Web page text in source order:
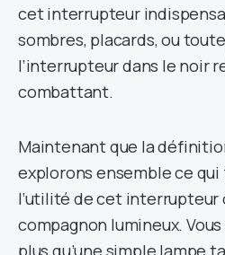
cet interrupteur
sombres, placards, ou
l’interrupteur dans le noir
combattant.
Maintenant que la
explorons ensemble ce
l’utilité de cet interrupteur
compagnon lumineux.
plus qu’une simple lampe